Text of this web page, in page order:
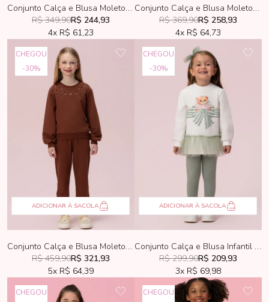
Conjunto Calça e Blusa Moletom Petit Cherie Bege
R$ 349,90R$ 244,93
4x R$ 61,23
Conjunto Calça e Blusa Moletom Petit Cherie Azul Com Pérolas
R$ 369,90R$ 258,93
4x R$ 64,73
30%
CHEGOU
ADICIONAR À SACOLA
Conjunto Calça e Blusa Moletom Petit Cherie Marrom
R$ 459,90R$ 321,93
5x R$ 64,39
30%
CHEGOU
ADICIONAR À SACOLA
Conjunto Calça e Blusa Infantil Petit Cherie Ursinha Com Babado de Tule
R$ 299,90R$ 209,93
3x R$ 69,98
CHEGOU CHEGOU